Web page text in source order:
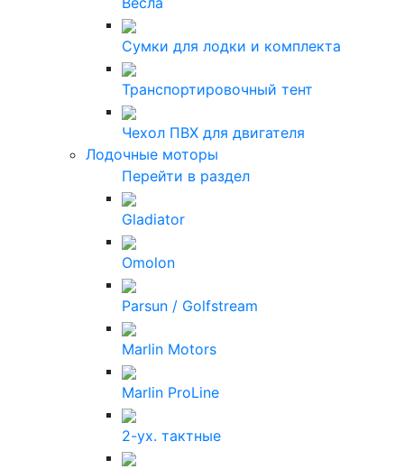
Сумки для лодки и комплекта
Транспортировочный тент
Чехол ПВХ для двигателя
Лодочные моторы
Перейти в раздел
Gladiator
Omolon
Parsun / Golfstream
Marlin Motors
Marlin ProLine
2-ух. тактные